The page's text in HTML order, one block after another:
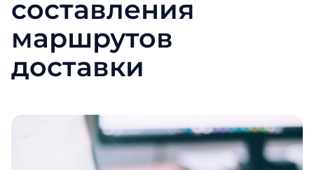
составления
маршрутов
доставки